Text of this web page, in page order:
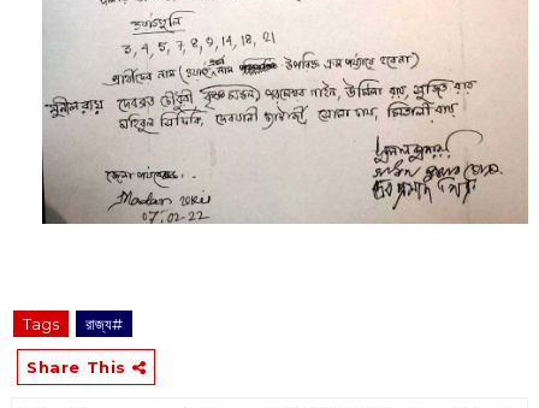
Tags রাজ্য#
Share This